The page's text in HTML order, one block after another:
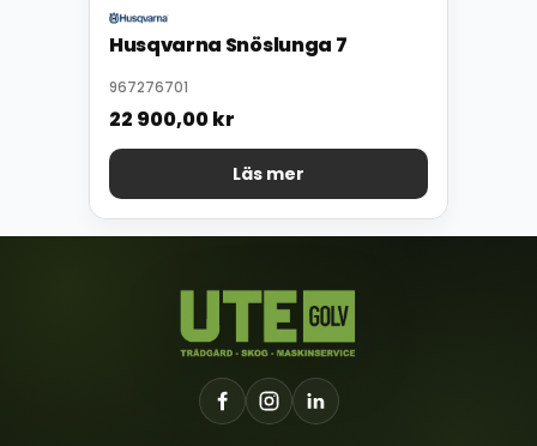
Husqvarna Snöslunga 7
967276701
22 900,00kr
Läs mer